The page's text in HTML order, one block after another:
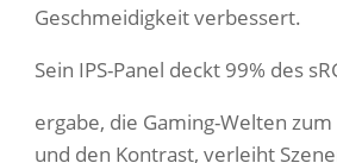
Geschmeidigkeit verbessert.
Sein IPS-Panel deckt 99% des
ergabe, die Gaming-Welten
und den Kontrast, verleiht